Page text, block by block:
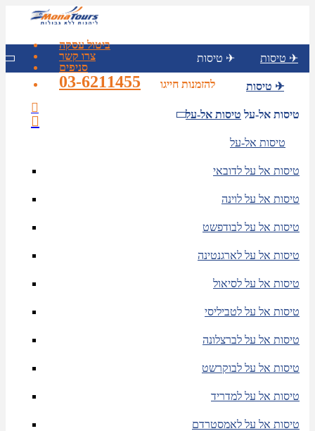
ביטול עסקה
צרו קשר
סניפים
להזמנות חייגו
03-6211455
טיסות ✈ טיסות ✈
טיסות ✈
טיסות אל-על טיסות אל-על
טיסות אל-על
טיסות אל על לדובאי
טיסות אל על לוינה
טיסות אל על לבודפשט
טיסות אל על לארגנטינה
טיסות אל על לסיאול
טיסות אל על לטביליסי
טיסות אל על לברצלונה
טיסות אל על לבוקרשט
טיסות אל על למדריד
טיסות אל על לאמסטרדם